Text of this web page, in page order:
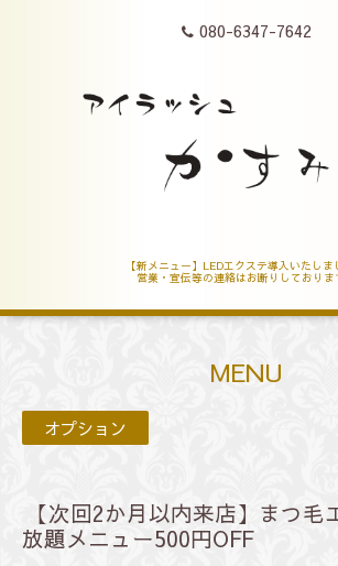
080-6347-7642
【新メニュー】LEDエクステ導入いたしま
営業・宣伝等の連絡はお断りしておりま
MENU
オプション
【次回2か月以内来店】まつ毛
放題メニュー500円OFF